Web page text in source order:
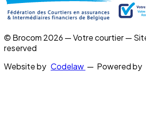
© Brocom 2026 — Votre courtier —
reserved
Website by Codelaw — Powered by